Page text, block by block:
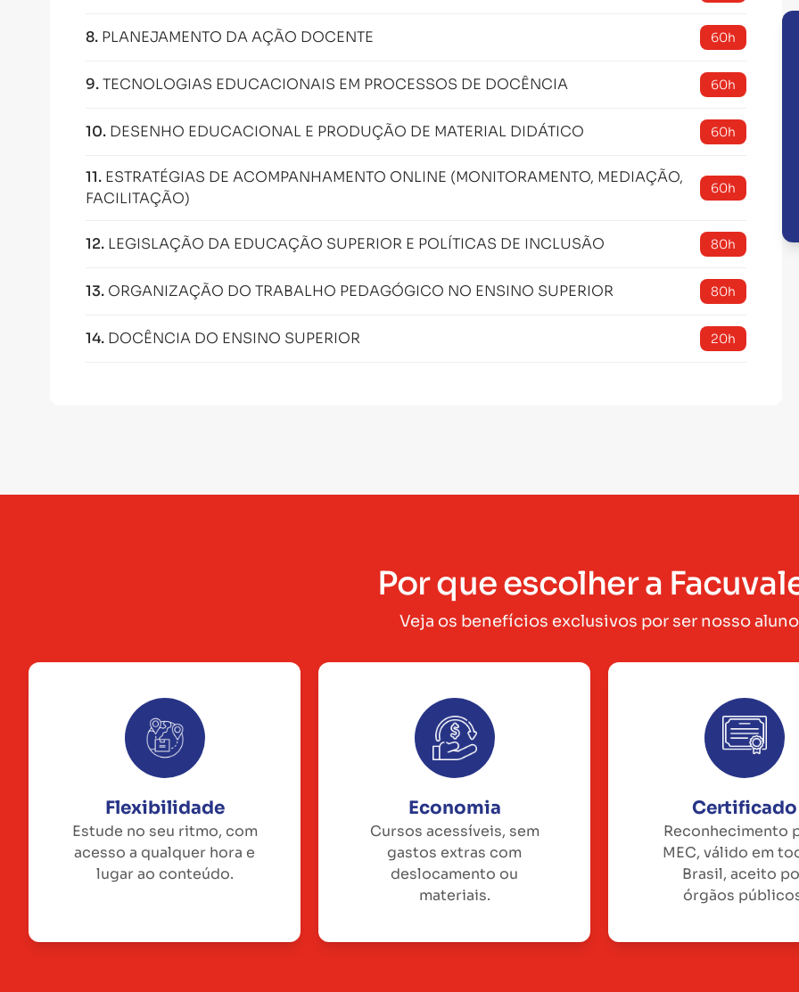
8. PLANEJAMENTO DA AÇÃO DOCENTE 60h
9.TECNOLOGIAS EDUCACIONAIS EM PROCESSOS DE DOCÊNCIA 60h
10. DESENHO EDUCACIONAL E PRODUÇÃO DE MATERIAL DIDÁTICO 60h
11. ESTRATÉGIAS DE ACOMPANHAMENTO ONLINE (MONITORAMENTO, MEDIAÇÃO,
FACILITAÇÃO)
60h
12. LEGISLAÇÃO DA EDUCAÇÃO SUPERIOR E POLÍTICAS DE INCLUSÃO 80h
13. ORGANIZAÇÃO DO TRABALHO PEDAGÓGICO NO ENSINO SUPERIOR 80h
14. DOCÊNCIA DO ENSINO SUPERIOR 20h
Por que escolher a
Veja os benefícios exclusivos por ser nosso aluno
Flexibilidade
Estude no seu ritmo, com
acesso a qualquer hora e
lugar ao conteúdo.
Economia
Cursos acessíveis, sem
gastos extras com
deslocamento ou
materiais.
Certificado
Reconhecimento
MEC, válido em
Brasil, aceito
órgãos